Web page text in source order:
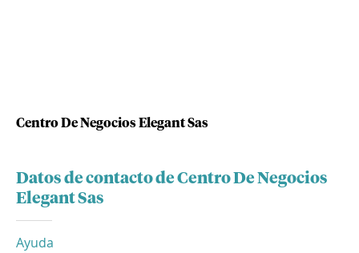
Centro De Negocios Elegant Sas
Datos de contacto de Centro De Negocios
Elegant Sas
Ayuda